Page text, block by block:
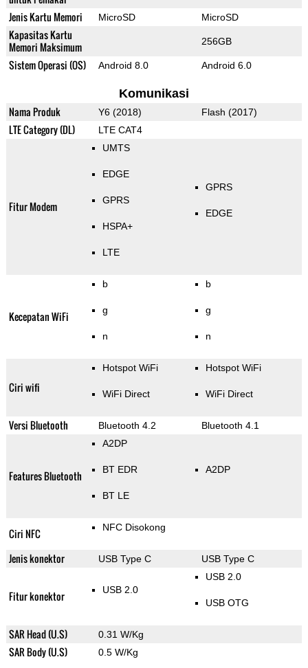
Jenis Kartu Memori
MicroSD MicroSD
Kapasitas Kartu
Memori Maksimum
256GB
Sistem Operasi (OS) Android 8.0 Android 6.0
Komunikasi
Nama Produk Y6 (2018) Flash (2017)
LTE Category (DL) LTE CAT4
Fitur Modem
UMTS
EDGE
GPRS
HSPA+
LTE
GPRS
EDGE
Kecepatan WiFi
b
g
n
b
g
n
Ciri wifi
Hotspot WiFi
WiFi Direct
Hotspot WiFi
WiFi Direct
Versi Bluetooth Bluetooth 4.2 Bluetooth 4.1
Features Bluetooth
A2DP
BT EDR
BT LE
A2DP
Ciri NFC NFC Disokong
Jenis konektor USB Type C USB Type C
Fitur konektor USB 2.0
USB 2.0
USB OTG
SAR Head (U.S) 0.31 W/Kg
SAR Body (U.S) 0.5 W/Kg